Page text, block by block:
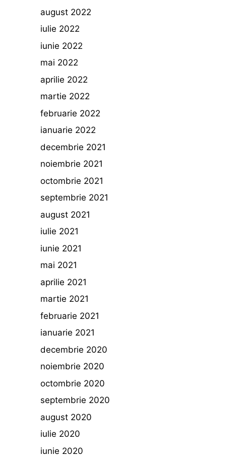
august 2022
iulie 2022
iunie 2022
mai 2022
aprilie 2022
martie 2022
februarie 2022
ianuarie 2022
decembrie 2021
noiembrie 2021
octombrie 2021
septembrie 2021
august 2021
iulie 2021
iunie 2021
mai 2021
aprilie 2021
martie 2021
februarie 2021
ianuarie 2021
decembrie 2020
noiembrie 2020
octombrie 2020
septembrie 2020
august 2020
iulie 2020
iunie 2020